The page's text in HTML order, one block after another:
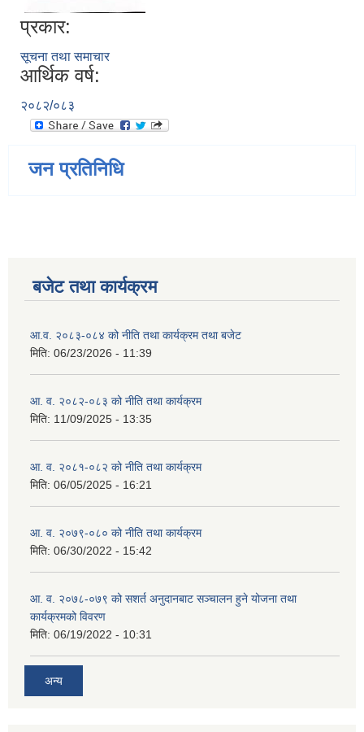
प्रकार:
सूचना तथा समाचार
आर्थिक वर्ष:
२०८२/०८३
जन प्रतिनिधि
बजेट तथा कार्यक्रम
आ.व. २०८३-०८४ को नीति तथा कार्यक्रम तथा बजेट
मिति: 06/23/2026 - 11:39
आ. व. २०८२-०८३ को नीति तथा कार्यक्रम
मिति: 11/09/2025 - 13:35
आ. व. २०८१-०८२ को नीति तथा कार्यक्रम
मिति: 06/05/2025 - 16:21
आ. व. २०७९-०८० को नीति तथा कार्यक्रम
मिति: 06/30/2022 - 15:42
आ. व. २०७८-०७९ को सशर्त अनुदानबाट सञ्चालन हुने योजना तथा
कार्यक्रमको विवरण
मिति: 06/19/2022 - 10:31
अन्य